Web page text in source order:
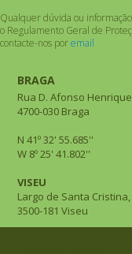
Qualquer dúvida ou
o Regulamento Geral de
contacte-nos poremail
BRAGA
Rua D. Afonso
4700-030 Braga
N 41º 32' 55.685''
W 8º 25' 41.802''
VISEU
Largo de Santa Cristina,
3500-181 Viseu